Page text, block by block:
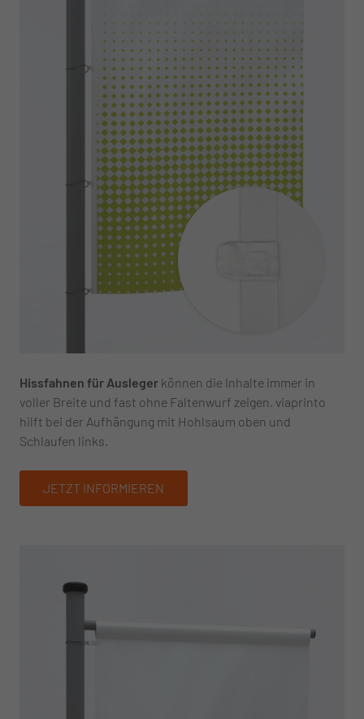
Hissfahnen für Ausleger können die Inhalte immer in
voller Breite und fast ohne Faltenwurf zeigen. viaprinto
hilft bei der Aufhängung mit Hohlsaum oben und
Schlaufen links.
JETZT INFORMIEREN